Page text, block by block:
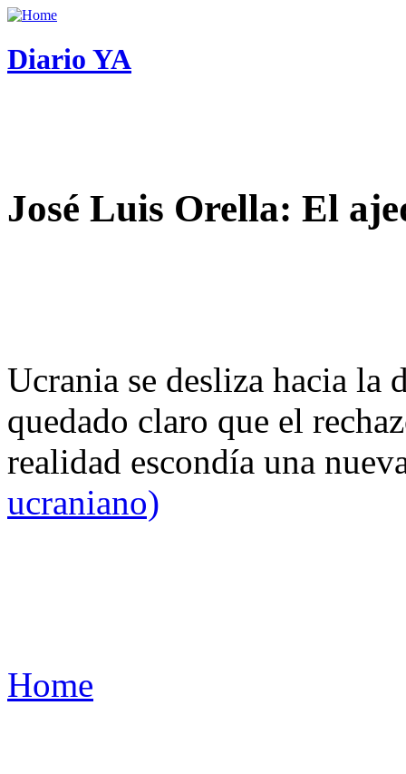
Diario YA
José Luis Orella: El
Ucrania se desliza hacia
quedado claro que el
realidad escondía una
ucraniano)
Home